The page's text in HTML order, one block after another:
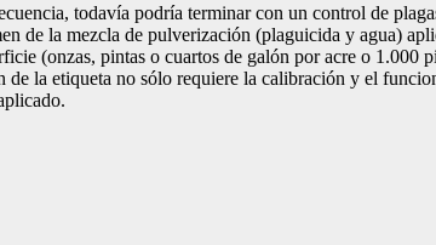
todavía podría terminar con un control de
de la mezcla de pulverización (plaguicida y agua)
(onzas, pintas o cuartos de galón por acre o 1.000
la etiqueta no sólo requiere la calibración y el